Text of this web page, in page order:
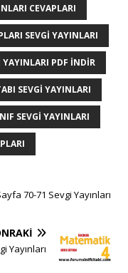
p e
r
CEVAPLARI
SEVGI YAYINLARI
YAYINLARI PDF INDIR
SEVGI YAYINLARI
SEVGI YAYINLARI
70-71 Sevgi Yayınları
Yayınları